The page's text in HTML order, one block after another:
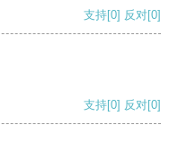
支持[0] 反对[0]
支持[0] 反对[0]